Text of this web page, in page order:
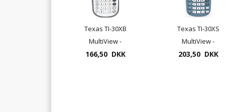
Texas TI-30XB
MultiView -
videnskabelig
166,50 DKK
Texas TI-30XS
MultiView -
videnskabelig
203,50 DKK